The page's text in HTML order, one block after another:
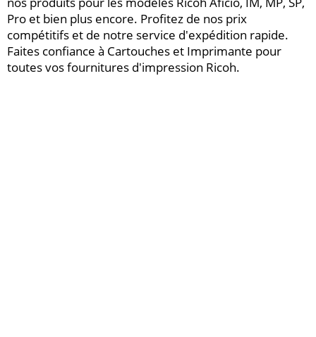
Pro et bien plus encore. Profitez de nos prix
compétitifs et de notre service d'expédition rapide.
Faites confiance à Cartouches et Imprimante pour
toutes vos fournitures d'impression Ricoh.